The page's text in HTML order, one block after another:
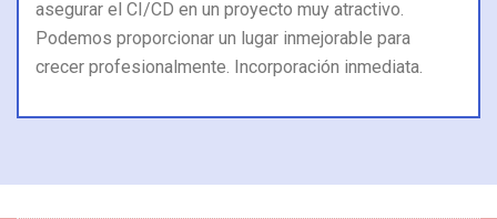
asegurar el CI/CD en un proyecto muy atractivo.
Podemos proporcionar un lugar inmejorable para
crecer profesionalmente. Incorporación inmediata.